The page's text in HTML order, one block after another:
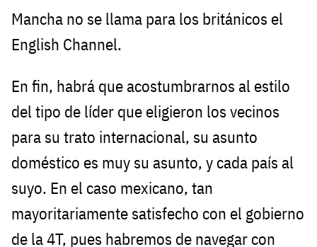
Mancha no se llama para los británicos el
English Channel.
En fin, habrá que acostumbrarnos al estilo
del tipo de líder que eligieron los vecinos
para su trato internacional, su asunto
doméstico es muy su asunto, y cada país al
suyo. En el caso mexicano, tan
mayoritariamente satisfecho con el gobierno
de la 4T, pues habremos de navegar con